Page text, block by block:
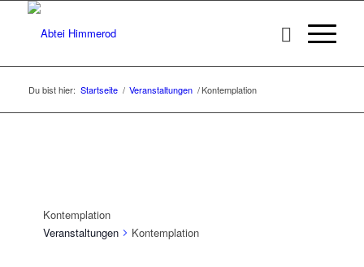
Du bist hier: Startseite / Veranstaltungen /Kontemplation
Kontemplation
Veranstaltungen
Kontemplation